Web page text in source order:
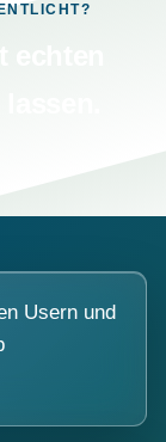
Usern und